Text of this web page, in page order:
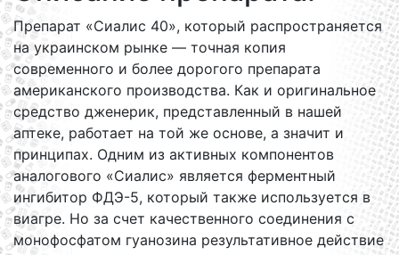
Препарат «Сиалис 40», который распространяется
на украинском рынке — точная копия
современного и более дорогого препарата
американского производства. Как и оригинальное
средство дженерик, представленный в нашей
аптеке, работает на той же основе, а значит и
принципах. Одним из активных компонентов
аналогового «Сиалис» является ферментный
ингибитор ФДЭ-5, который также используется в
виагре. Но за счет качественного соединения с
монофосфатом гуанозина результативное действие